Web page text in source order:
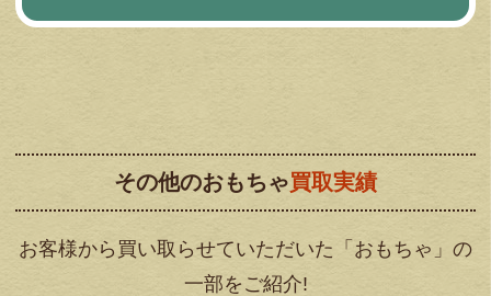
その他のおもちゃ買取実績
お客様から買い取らせていただいた「おもちゃ」の
一部をご紹介!